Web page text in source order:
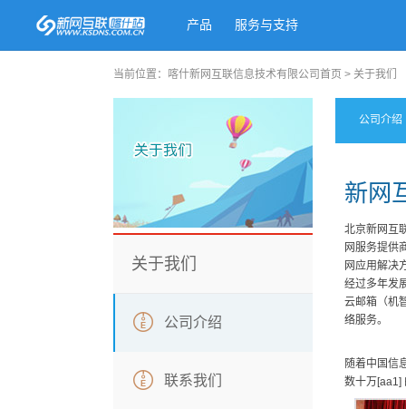
产品 服务与支持
当前位置： 喀什新网互联信息技术有限公司首页 > 关于我们
关于我们
公司介绍
联系我们
公司介绍
新网
北京新网互
网服务提供
网应用解决
经过多年发
云邮箱（机
络服务。
随着中国信
数十万[aa1]